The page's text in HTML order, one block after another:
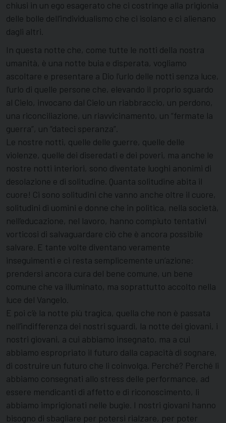
chiusi in un ego esagerato che ci costringe alla prigionia
delle bolle dell’individualismo che ci isolano e ci alienano
dagli altri.
In questa notte che, come tutte le notti della nostra
umanità, è una notte buia e disperata, vogliamo
ascoltare e presentare a Dio l’urlo delle notti senza luce,
l’urlo di quelle persone che, elevando il proprio sguardo
al Cielo, invocano dal Cielo un riabbraccio, un perdono,
una riconciliazione, un riavvicinamento, un “fermate la
guerra”, un “dateci speranza”.
Le nostre notti, quelle delle guerre, quelle delle
violenze, quelle dei diseredati e dei poveri, ma anche le
nostre notti interiori, sono diventate luoghi anonimi di
desolazione e di solitudine. Quanta solitudine abita il
cuore! Ci sono solitudini che vanno anche oltre il cuore,
solitudini di uomini e donne che in politica, nella società,
nell’educazione, nel lavoro, hanno compiuto tentativi
vorticosi di salvaguardare ciò che è ancora possibile
salvare. E tante volte diventano veramente
inseguimenti e ci resta semplicemente un’azione:
prendersi ancora cura del bene comune, un bene
comune che va illuminato, ma soprattutto accolto nella
luce del Vangelo.
E poi c’è la notte più tragica, quella che non è passata
nell’indifferenza dei nostri sguardi, la notte dei giovani, i
nostri giovani, a cui abbiamo insegnato, ma a cui
abbiamo espropriato il futuro dalla capacità di sognare,
di costruire un futuro che li coinvolga. Perché? Perché li
abbiamo consegnati allo stress delle performance, ad
essere mendicanti di affetto e di riconoscimento, li
abbiamo imprigionati nelle bugie. I nostri giovani hanno
bisogno di sbagliare per potersi rialzare, per poter